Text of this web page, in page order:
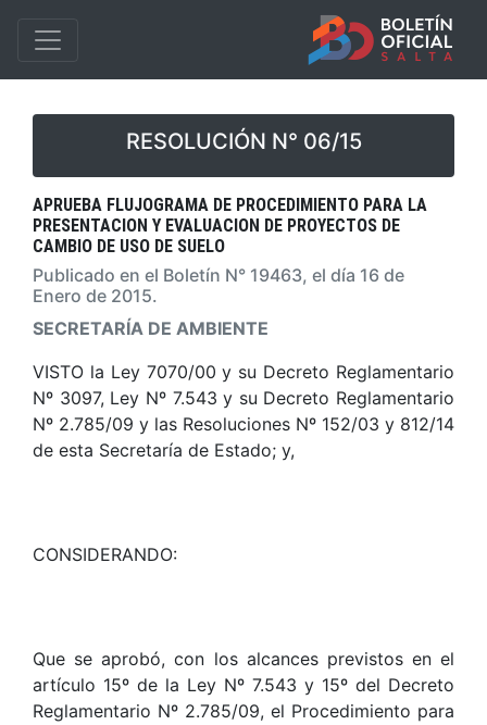
RESOLUCIÓN N° 06/15
APRUEBA FLUJOGRAMA DE PROCEDIMIENTO PARA LA
PRESENTACION Y EVALUACION DE PROYECTOS DE
CAMBIO DE USO DE SUELO
Publicado en el Boletín N° 19463, el día 16 de
Enero de 2015.
SECRETARÍA DE AMBIENTE
VISTO la Ley 7070/00 y su Decreto Reglamentario
Nº 3097, Ley Nº 7.543 y su Decreto Reglamentario
Nº 2.785/09 y las Resoluciones Nº 152/03 y 812/14
de esta Secretaría de Estado; y,
CONSIDERANDO:
Que se aprobó, con los alcances previstos en el
artículo 15º de la Ley Nº 7.543 y 15º del Decreto
Reglamentario Nº 2.785/09, el Procedimiento para